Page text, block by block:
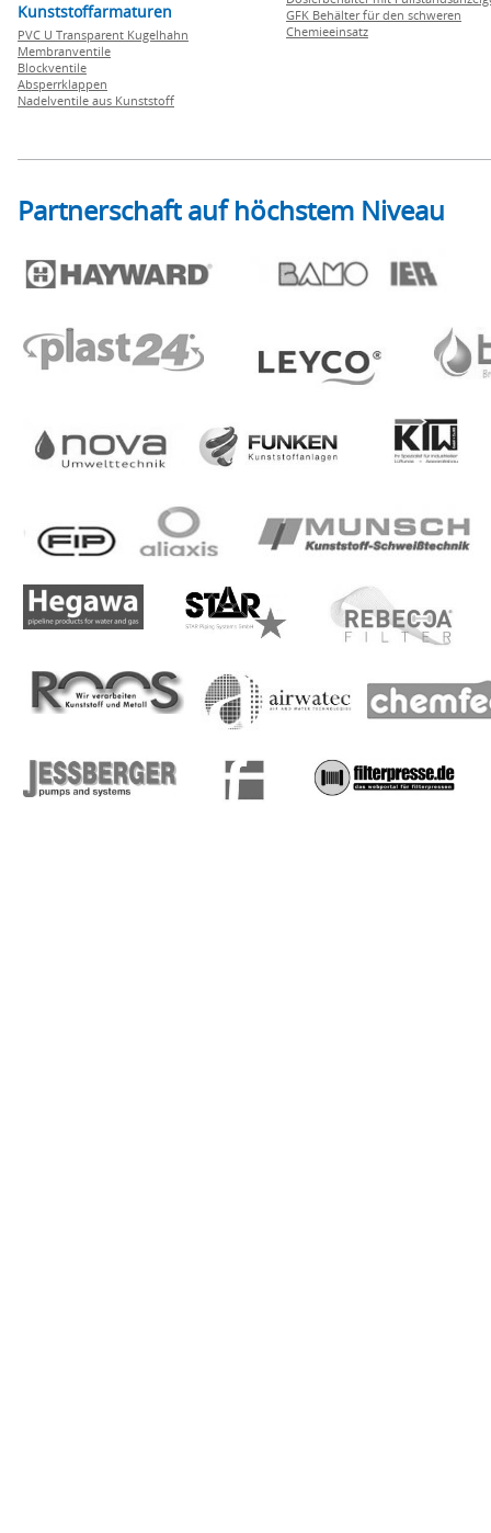
Kunststoffarmaturen
PVC U Transparent Kugelhahn
Membranventile
Blockventile
Absperrklappen
Nadelventile aus Kunststoff
GFK Behälter für den schweren
Chemieeinsatz
Partnerschaft auf höchstem Niveau